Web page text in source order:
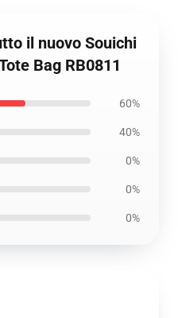
il nuovo Souichi
Bag RB0811
60%
40%
0%
0%
0%